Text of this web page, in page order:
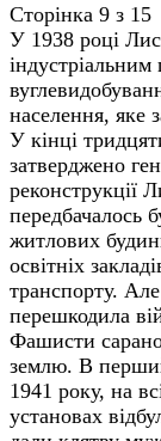
Сторінка 9 з 15
У 1938 році
населення, яке
У кінці
затверджено
реконструкції
передбачалось
житлових
освітніх
транспорту.
перешкодила
Фашисти
землю. В
1941 року, на
установах